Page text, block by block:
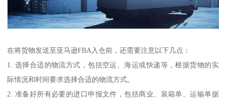
在将货物发送至亚马逊FBA入仓前，还需要注意以下几点：
1. 选择合适的物流方式，包括空运、海运或快递等，根据货物的实
际情况和时间要求选择合适的物流方式。
2. 准备好所有必要的进口申报文件，包括商业、装箱单、运输单据